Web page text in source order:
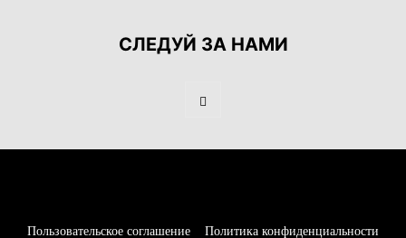
СЛЕДУЙ ЗА НАМИ
Пользовательское соглашение Политика конфиденциальности